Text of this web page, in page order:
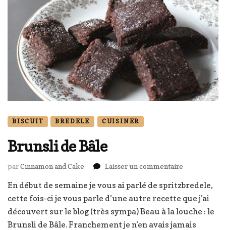
BISCUIT BREDELE CUISINER
Brunsli de Bâle
parCinnamon and Cake Laisser un commentaire
de
Bâle
En début de semaine je vous ai parlé de spritzbredele,
cette fois-ci je vous parle d’une autre recette que j’ai
découvert sur le blog (très sympa) Beau à la louche : le
Brunsli de Bâle. Franchement je n’en avais jamais